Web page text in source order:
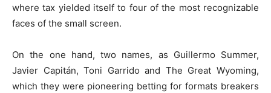
where tax yielded itself to four of the most recognizable
faces of the small screen.
On the one hand, two names, as Guillermo Summer,
Javier Capitán, Toni Garrido and The Great Wyoming,
which they were pioneering betting for formats breakers